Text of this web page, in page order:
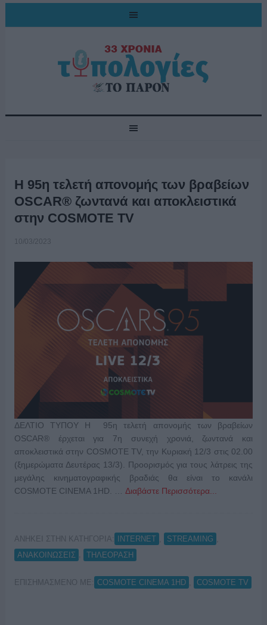
Η 95η τελετή απονομής των βραβείων
OSCAR® ζωντανά και αποκλειστικά
στην COSMOTE TV
10/03/2023
ΔΕΛΤΙΟ ΤΥΠΟΥ Η 95η τελετή απονομής των βραβείων
OSCAR® έρχεται για 7η συνεχή χρονιά, ζωντανά και
αποκλειστικά στην COSMOTE TV, την Κυριακή 12/3 στις 02.00
(ξημερώματα Δευτέρας 13/3). Προορισμός για τους λάτρεις της
μεγάλης κινηματογραφικής βραδιάς θα είναι το κανάλι
COSMOTE CINEMA 1HD. … Διαβάστε Περισσότερα...
ΑΝΗΚΕΙ ΣΤΗΝ ΚΑΤΗΓΟΡΙΑ: INTERNET STREAMING
ΑΝΑΚΟΙΝΩΣΕΙΣ
ΤΗΛΕΟΡΑΣΗ
ΕΠΙΣΗΜΑΣΜΕΝΟ ΜΕ: COSMOTE CINEMA 1HD COSMOTE TV